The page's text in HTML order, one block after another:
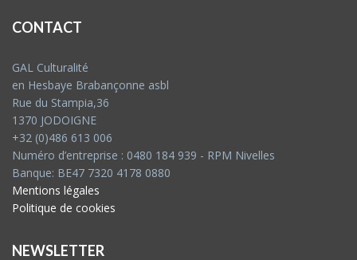
CONTACT
GAL Culturalité
en Hesbaye Brabançonne asbl
Rue du Stampia,36
1370 JODOIGNE
+32 (0)486 613 006
Numéro d’entreprise : 0480 184 939 - RPM Nivelles
Banque: BE47 7320 4178 0880
Mentions légales
Politique de cookies
NEWSLETTER